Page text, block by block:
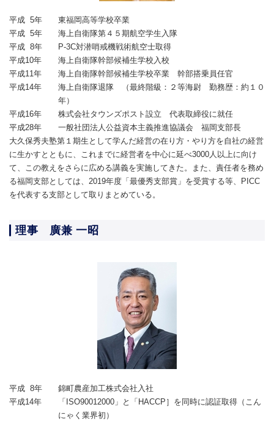
平成 5年
東福岡高等学校卒業
平成 5年
海上自衛隊第４５期航空学生入隊
平成 8年
P-3C対潜哨戒機戦術航空士取得
平成10年
海上自衛隊幹部候補生学校入校
平成11年
海上自衛隊幹部候補生学校卒業 幹部搭乗員任官
平成14年
海上自衛隊退隊 （最終階級：２等海尉 勤務歴：約１０
年）
平成16年
株式会社タウンズポスト設立 代表取締役に就任
平成28年
一般社団法人公益資本主義推進協議会 福岡支部長
大久保秀夫塾第１期生として学んだ経営の在り方・やり方を自社の経営
に生かすとともに、これまでに経営者を中心に延べ3000人以上に向け
て、この教えをさらに広める講義を実施してきた。また、責任者を務め
る福岡支部としては、2019年度「最優秀支部賞」を受賞する等、PICC
を代表する支部として取りまとめている。
理事 廣兼 一昭
平成 8年
錦町農産加工株式会社入社
平成14年
「ISO90012000」と「HACCP］を同時に認証取得（こん
にゃく業界初）